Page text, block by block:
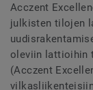
Acczent
julkisten tilojen
oleviin lattioihin
(Acczent